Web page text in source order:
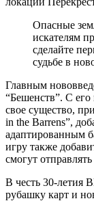
Опасные
искателям
сделайте
судьбе в
Главным
“Бешенств”. С
свое существо,
in the Barrens”,
адаптированным
игру также
смогут
В честь 30-летия
рубашку карт и